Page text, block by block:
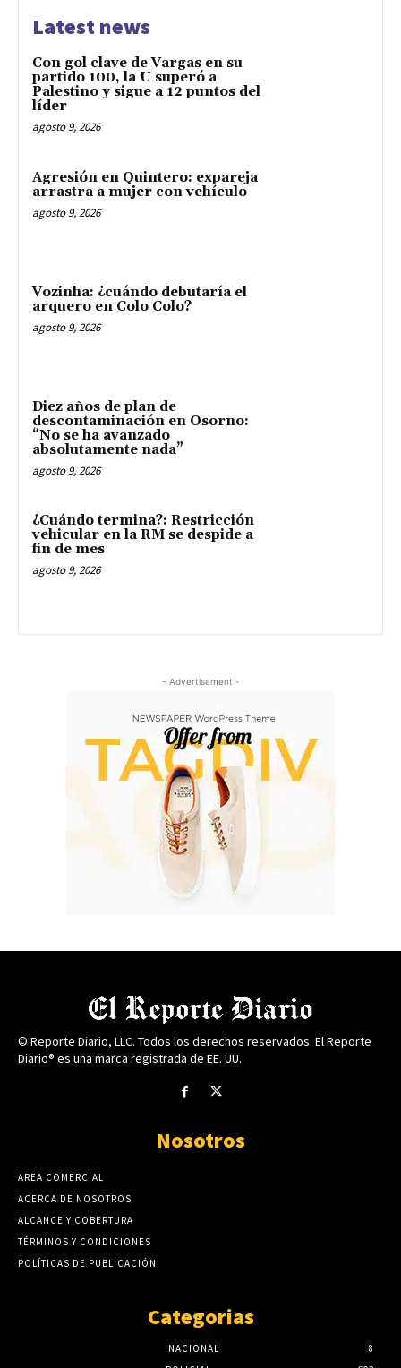
Latest news
Con gol clave de Vargas en su
partido 100, la U superó a
Palestino y sigue a 12 puntos del
líder
agosto 9, 2026
Agresión en Quintero: expareja
arrastra a mujer con vehículo
agosto 9, 2026
Vozinha: ¿cuándo debutaría el
arquero en Colo Colo?
agosto 9, 2026
Diez años de plan de
descontaminación en Osorno:
“No se ha avanzado
absolutamente nada”
agosto 9, 2026
¿Cuándo termina?: Restricción
vehicular en la RM se despide a
fin de mes
agosto 9, 2026
- Advertisement -
© Reporte Diario, LLC. Todos los derechos reservados. El Reporte
Diario® es una marca registrada de EE. UU.
Nosotros
AREA COMERCIAL
ACERCA DE NOSOTROS
ALCANCE Y COBERTURA
TÉRMINOS Y CONDICIONES
POLÍTICAS DE PUBLICACIÓN
Categorias
NACIONAL
8